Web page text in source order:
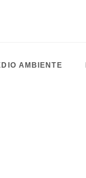
AMBIENTE